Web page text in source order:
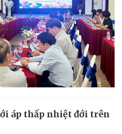
áp thấp nhiệt đới trên